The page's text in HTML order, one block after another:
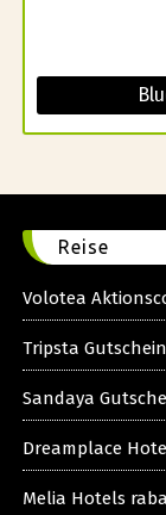
Reise
Volotea
Tripsta
Sandaya
Dreamplace
Melia Hotels